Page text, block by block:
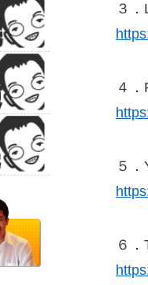
３
４
５
６